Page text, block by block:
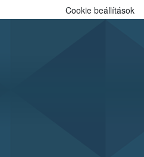
Cookie beállítások